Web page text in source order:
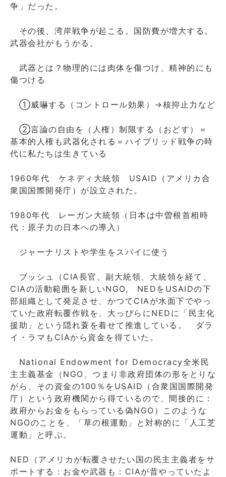
争」だった。
その後、湾岸戦争が起こる。国防費が増大する。
武器会社がもうかる。
武器とは？物理的には肉体を傷つけ、精神的にも
傷つける
①威嚇する（コントロール効果）→核抑止力など
②言論の自由を（人権）制限する（おどす）＝
基本的人権も武器化される＝ハイブリッド戦争の時
代に私たちは生きている
1960年代 ケネディ大統領 USAID（アメリカ合
衆国国際開発庁）が設立された。
1980年代 レーガン大統領（日本は中曽根首相時
代：原子力の日本への導入）
ジャーナリストや学生をスパイに使う
ブッシュ（CIA長官、副大統領、大統領を経て、
CIAの活動範囲を新しいNGO, NEDをUSAIDの下
部組織として発足させ、かつてCIAが水面下でやっ
ていた政府転覆作戦を、大っぴらにNEDに「民主化
援助」という隠れ蓑を着せて推進している。 ダラ
イ・ラマもCIAから資金を得ていた。
National Endowment for Democracy全米民
主主義基金（NGO、つまり非政府団体の形をとりな
がら、その資金の100％をUSAID（合衆国国際開発
庁）という政府機関から得ているので、間接的に：
政府からお金をもらっている偽NGO）このような
NGOのことを、「草の根運動」と対称的に「人工芝
運動」と呼ぶ。
NED（アメリカが転覆させたい国の民主主義者をサ
ポートする：お金や武器も：CIAが昔やっていたよ